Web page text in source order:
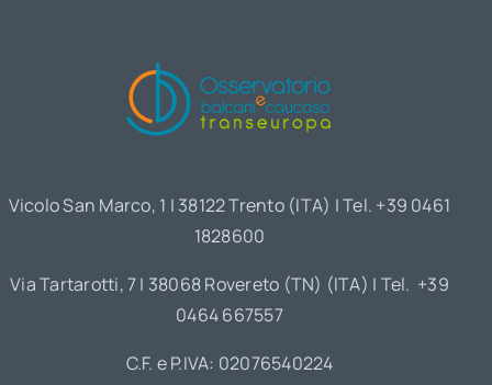
Vicolo San Marco, 1 | 38122 Trento (ITA) | Tel. +39 0461
1828600
Via Tartarotti, 7 | 38068 Rovereto (TN) (ITA) | Tel. +39
0464 667557
C.F. e P.IVA: 02076540224